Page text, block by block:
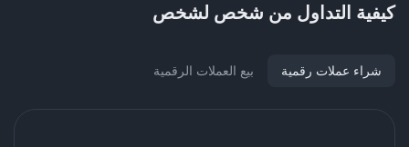
كيفية التداول من شخص لشخص
شراء عملات رقمية بيع العملات الرقمية